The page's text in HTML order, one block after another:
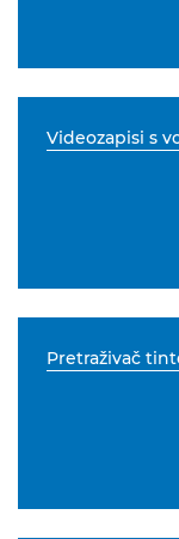
Videozapisi s
Pretraživač